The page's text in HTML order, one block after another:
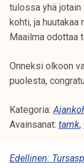
tulossa yhä jotain
kohti, ja
Maailma odottaa
Onneksi olkoon
puolesta,
Kategoria:
Avainsanat: tamk,
A
Edellinen: